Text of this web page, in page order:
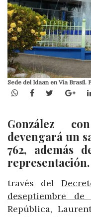
Sede del Idaan en Vía Brasil.
WhatsApp
Facebook
Twitter
González
devengará un
762, además
representación.
través del
deseptiembre de
República,